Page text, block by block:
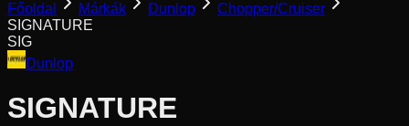
Főoldal Márkák Dunlop
Chopper/Cruiser
SIGNATURE
SIG
Dunlop
SIGNATURE